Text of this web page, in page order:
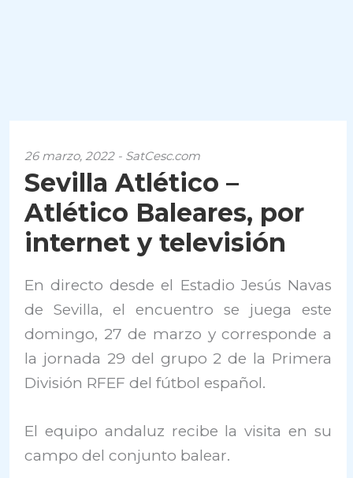
26 marzo, 2022 - SatCesc.com
Sevilla Atlético –
Atlético Baleares, por
internet y televisión
En directo desde el Estadio Jesús Navas
de Sevilla, el encuentro se juega este
domingo, 27 de marzo y corresponde a
la jornada 29 del grupo 2 de la Primera
División RFEF del fútbol español.
El equipo andaluz recibe la visita en su
campo del conjunto balear.